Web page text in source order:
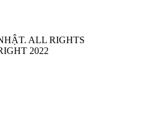
ALL RIGHTS
2022